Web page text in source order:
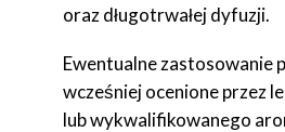
oraz długotrwałej dyfuzji.
Ewentualne zastosowanie
wcześniej ocenione przez
lub wykwalifikowanego